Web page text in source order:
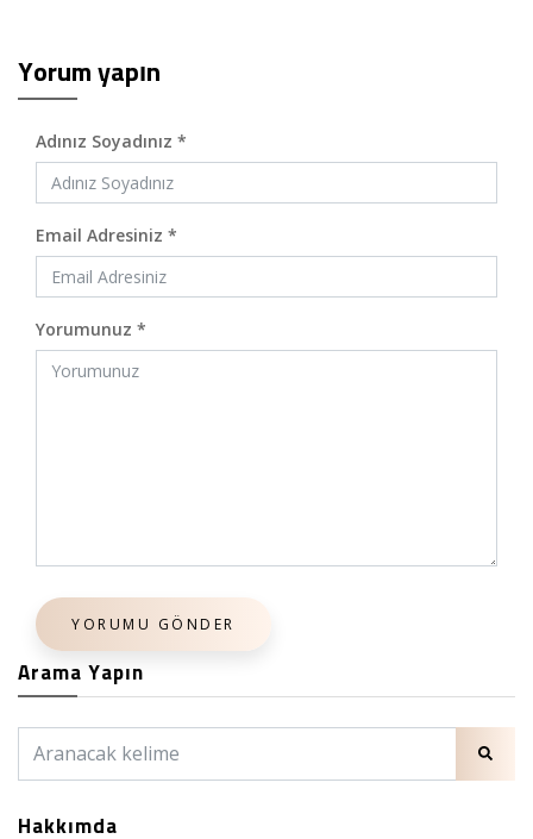
Yorum yapın
Adınız Soyadınız *
Email Adresiniz *
Yorumunuz *
YORUMU GÖNDER
Arama Yapın
Hakkımda